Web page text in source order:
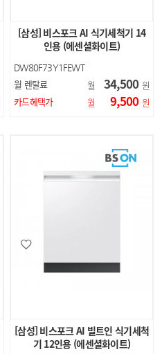
[삼성] 비스포크 AI 식기세척기 14
인용 (에센셜화이트)
DW80F73Y1FEWT
월 렌탈료 월 34,500 원
카드혜택가
월 9,500 원
[삼성] 비스포크 AI 빌트인 식기세척
기 12인용 (에센셜화이트)